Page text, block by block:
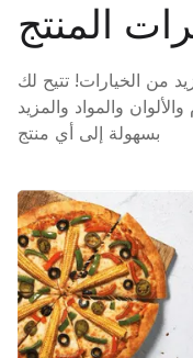
من الخيارات! تتيح لك
والمواد والمزيد
بسهولة إلى أي منتج